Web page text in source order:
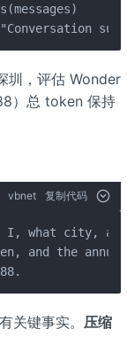
圳，评估 Wonder
）总 token 保持
vbnet 复制代码
I, what city,
and the
关键事实。 压缩